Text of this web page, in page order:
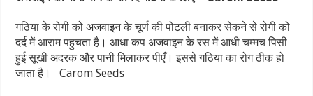
गठिया के रोगी को अजवाइन के चूर्ण की पोटली बनाकर सेकने से रोगी को
दर्द में आराम पहुचता है। आधा कप अजवाइन के रस में आधी चम्मच पिसी
हुई सूखी अदरक और पानी मिलाकर पीएँ। इससे गठिया का रोग ठीक हो
जाता है। Carom Seeds